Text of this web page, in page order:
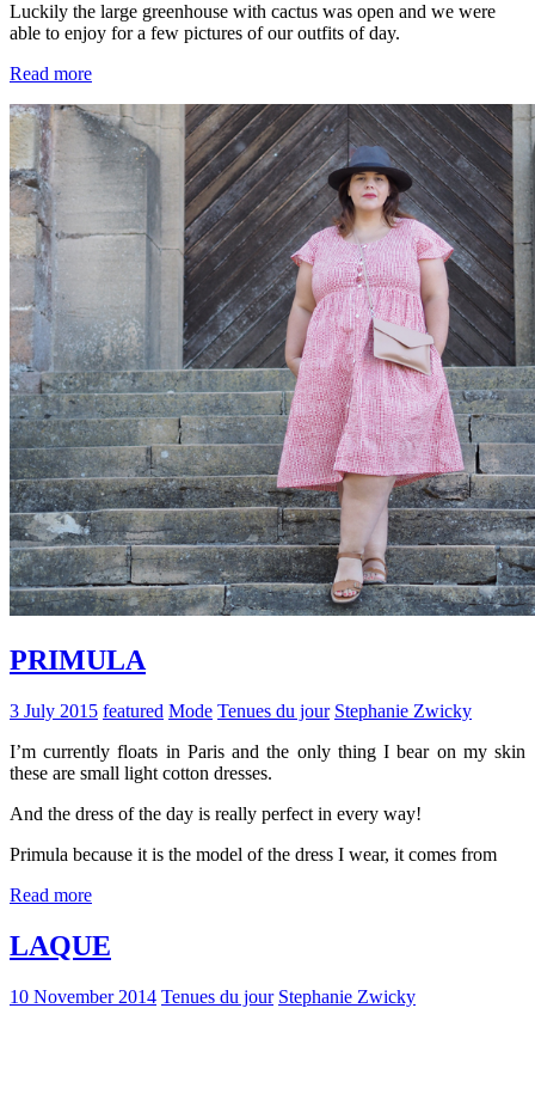
Luckily the large greenhouse with cactus was open and we were
able to enjoy for a few pictures of our outfits of day.
Read more
PRIMULA
3 July 2015 featured Mode Tenues du jour Stephanie Zwicky
I’m currently floats in Paris and the only thing I bear on my skin
these are small light cotton dresses.
And the dress of the day is really perfect in every way!
Primula because it is the model of the dress I wear, it comes from
Read more
LAQUE
10 November 2014 Tenues du jour Stephanie Zwicky